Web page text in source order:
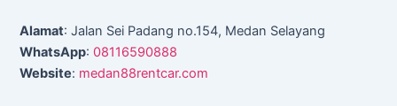
Alamat: Jalan Sei Padang no.154, Medan Selayang
WhatsApp: 08116590888
Website: medan88rentcar.com